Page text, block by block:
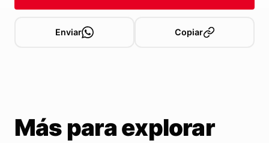
Enviar Copiar
Más para explorar